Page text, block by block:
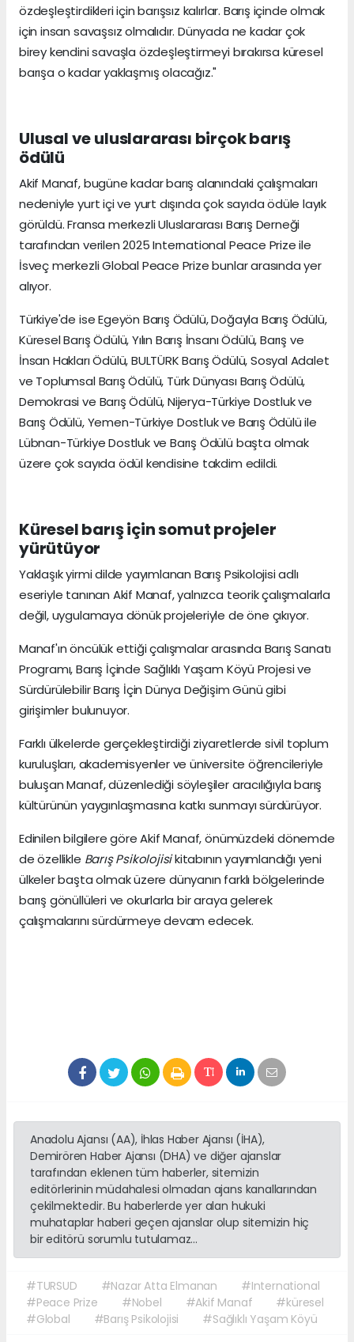
özdeşleştirdikleri için barışsız kalırlar. Barış içinde olmak
için insan savaşsız olmalıdır. Dünyada ne kadar çok
birey kendini savaşla özdeşleştirmeyi bırakırsa küresel
barışa o kadar yaklaşmış olacağız."
Ulusal ve uluslararası birçok barış
ödülü
Akif Manaf, bugüne kadar barış alanındaki çalışmaları
nedeniyle yurt içi ve yurt dışında çok sayıda ödüle layık
görüldü. Fransa merkezli Uluslararası Barış Derneği
tarafından verilen 2025 International Peace Prize ile
İsveç merkezli Global Peace Prize bunlar arasında yer
alıyor.
Türkiye'de ise Egeyön Barış Ödülü, Doğayla Barış Ödülü,
Küresel Barış Ödülü, Yılın Barış İnsanı Ödülü, Barış ve
İnsan Hakları Ödülü, BULTÜRK Barış Ödülü, Sosyal Adalet
ve Toplumsal Barış Ödülü, Türk Dünyası Barış Ödülü,
Demokrasi ve Barış Ödülü, Nijerya-Türkiye Dostluk ve
Barış Ödülü, Yemen-Türkiye Dostluk ve Barış Ödülü ile
Lübnan-Türkiye Dostluk ve Barış Ödülü başta olmak
üzere çok sayıda ödül kendisine takdim edildi.
Küresel barış için somut projeler
yürütüyor
Yaklaşık yirmi dilde yayımlanan Barış Psikolojisi adlı
eseriyle tanınan Akif Manaf, yalnızca teorik çalışmalarla
değil, uygulamaya dönük projeleriyle de öne çıkıyor.
Manaf'ın öncülük ettiği çalışmalar arasında Barış Sanatı
Programı, Barış İçinde Sağlıklı Yaşam Köyü Projesi ve
Sürdürülebilir Barış İçin Dünya Değişim Günü gibi
girişimler bulunuyor.
Farklı ülkelerde gerçekleştirdiği ziyaretlerde sivil toplum
kuruluşları, akademisyenler ve üniversite öğrencileriyle
buluşan Manaf, düzenlediği söyleşiler aracılığıyla barış
kültürünün yaygınlaşmasına katkı sunmayı sürdürüyor.
Edinilen bilgilere göre Akif Manaf, önümüzdeki dönemde
de özellikle Barış Psikolojisikitabının yayımlandığı yeni
ülkeler başta olmak üzere dünyanın farklı bölgelerinde
barış gönüllüleri ve okurlarla bir araya gelerek
çalışmalarını sürdürmeye devam edecek.
Anadolu Ajansı (AA), İhlas Haber Ajansı (İHA),
Demirören Haber Ajansı (DHA) ve diğer ajanslar
tarafından eklenen tüm haberler, sitemizin
editörlerinin müdahalesi olmadan ajans kanallarından
çekilmektedir. Bu haberlerde yer alan hukuki
muhataplar haberi geçen ajanslar olup sitemizin hiç
bir editörü sorumlu tutulamaz...
#TURSUD #Nazar Atta Elmanan
#International
#Peace Prize
#Nobel #Akif Manaf
#küresel
#Global
#Barış Psikolojisi #Sağlıklı Yaşam Köyü